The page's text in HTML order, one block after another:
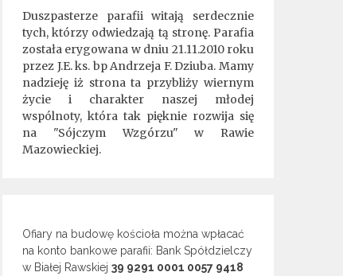
Duszpasterze parafii witają serdecznie
tych, którzy odwiedzają tą stronę. Parafia
została erygowana w dniu 21.11.2010 roku
przez J.E. ks. bp Andrzeja F. Dziuba. Mamy
nadzieję iż strona ta przybliży wiernym
życie i charakter naszej młodej
wspólnoty, która tak pięknie rozwija się
na "Sójczym Wzgórzu" w Rawie
Mazowieckiej.
Ofiary na budowę kościoła można wpłacać
na konto bankowe parafii: Bank Spółdzielczy
w Białej Rawskiej 39 9291 0001 0057 9418